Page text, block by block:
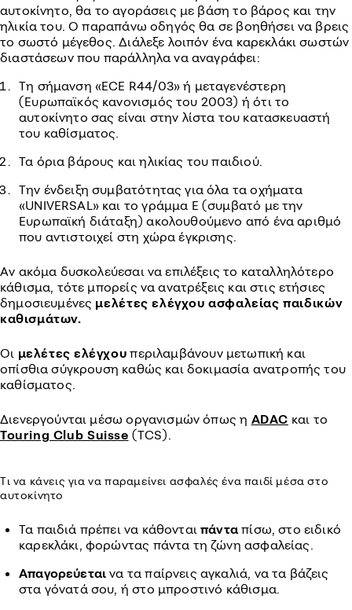
αυτοκίνητο, θα το αγοράσεις με βάση το βάρος και την
ηλικία του. Ο παραπάνω οδηγός θα σε βοηθήσει να βρεις
το σωστό μέγεθος. Διάλεξε λοιπόν ένα καρεκλάκι σωστών
διαστάσεων που παράλληλα να αναγράφει:
Τη σήμανση «ECE R44/03» ή μεταγενέστερη
(Ευρωπαϊκός κανονισμός του 2003) ή ότι το
αυτοκίνητο σας είναι στην λίστα του κατασκευαστή
του καθίσματος.
Τα όρια βάρους και ηλικίας του παιδιού.
Την ένδειξη συμβατότητας για όλα τα οχήματα
«UNIVERSAL» και το γράμμα Ε (συμβατό με την
Ευρωπαϊκή διάταξη) ακολουθούμενο από ένα αριθμό
που αντιστοιχεί στη χώρα έγκρισης.
Αν ακόμα δυσκολεύεσαι να επιλέξεις το καταλληλότερο
κάθισμα, τότε μπορείς να ανατρέξεις και στις ετήσιες
δημοσιευμένες μελέτες ελέγχου ασφαλείας παιδικών
καθισμάτων.
Οι μελέτες ελέγχου περιλαμβάνουν μετωπική και
οπίσθια σύγκρουση καθώς και δοκιμασία ανατροπής του
καθίσματος.
Διενεργούνται μέσω οργανισμών όπως η ADAC και το
Touring Club Suisse (TCS).
Τι να κάνεις για να παραμείνει ασφαλές ένα παιδί μέσα στο
αυτοκίνητο
Τα παιδιά πρέπει να κάθονταιπάνταπίσω, στο ειδικό
καρεκλάκι, φορώντας πάντα τη ζώνη ασφαλείας.
Απαγορεύεται να τα παίρνεις αγκαλιά, να τα βάζεις
στα γόνατά σου, ή στο μπροστινό κάθισμα.